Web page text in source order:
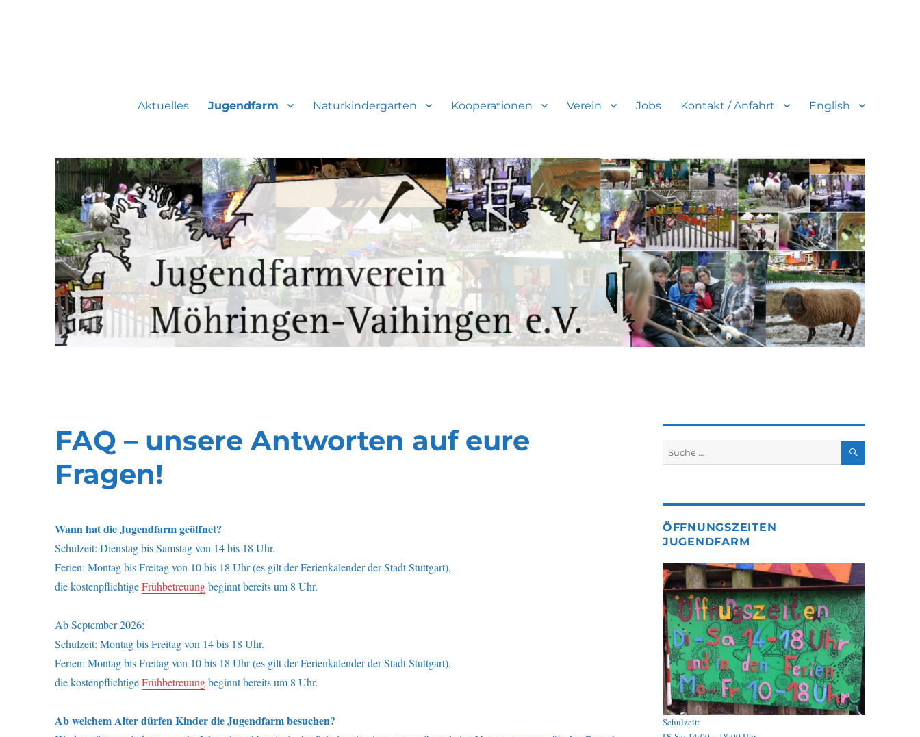
Aktuelles Jugendfarm Naturkindergarten Kooperationen Verein Jobs Kontakt / Anfahrt English
FAQ – unsere Antworten auf eure
Fragen!
Wann hat die Jugendfarm geöffnet?
Schulzeit: Dienstag bis Samstag von 14 bis 18 Uhr.
Ferien: Montag bis Freitag von 10 bis 18 Uhr (es gilt der Ferienkalender der Stadt Stuttgart),
die kostenpflichtigeFrühbetreuungbeginnt bereits um 8 Uhr.
Ab September 2026:
Schulzeit: Montag bis Freitag von 14 bis 18 Uhr.
Ferien: Montag bis Freitag von 10 bis 18 Uhr (es gilt der Ferienkalender der Stadt Stuttgart),
die kostenpflichtigeFrühbetreuungbeginnt bereits um 8 Uhr.
Ab welchem Alter dürfen Kinder die Jugendfarm besuchen?
Suche
nach:
SUCHEN
ÖFFNUNGSZEITEN
JUGENDFARM
Schulzeit: